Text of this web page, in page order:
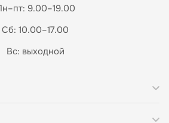
9.00–19.00
Сб: 10.00–17.00
Вс: выходной